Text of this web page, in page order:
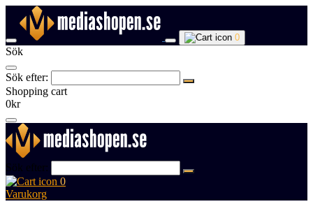
0
Sök
Sök efter:
Shopping cart
0kr
Sök efter:
0
Varukorg